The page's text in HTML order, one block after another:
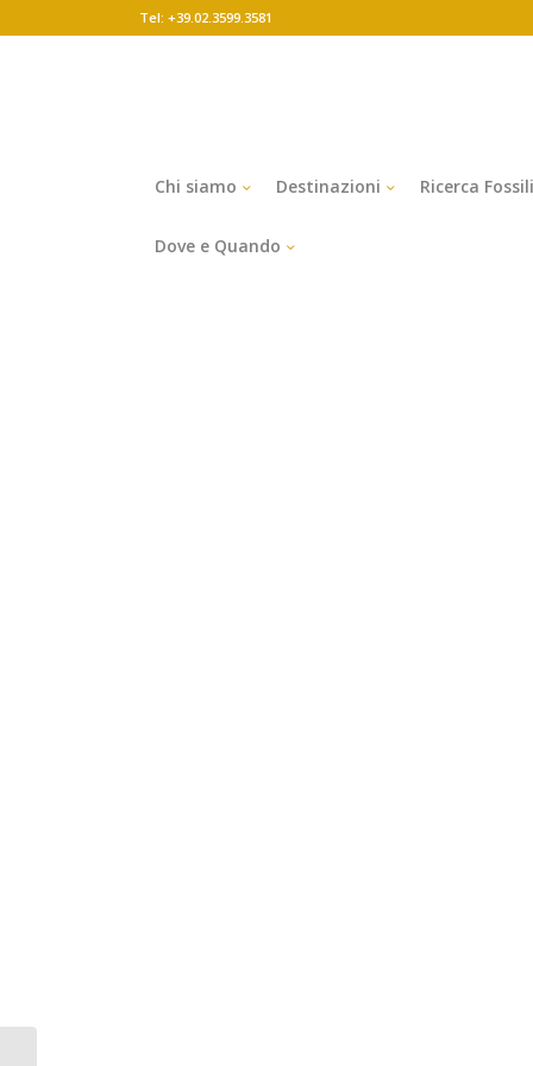
Tel: +39.02.3599.3581
Chi siamo Destinazioni Ricerca Fossili
Dove e Quando